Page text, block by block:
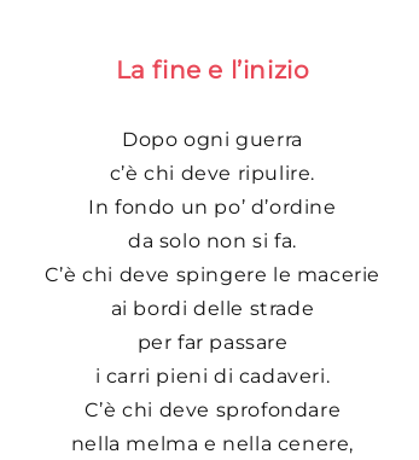
La fine e l’inizio
Dopo ogni guerra
c’è chi deve ripulire.
In fondo un po’ d’ordine
da solo non si fa.
C’è chi deve spingere le macerie
ai bordi delle strade
per far passare
i carri pieni di cadaveri.
C’è chi deve sprofondare
nella melma e nella cenere,